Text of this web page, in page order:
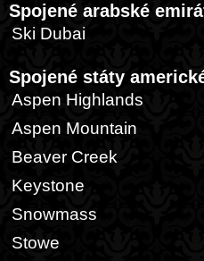
Spojené arabské
Ski Dubai
Spojené státy
Aspen Highlands
Aspen Mountain
Beaver Creek
Keystone
Snowmass
Stowe